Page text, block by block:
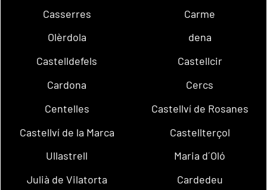
Casserres
Carme
Olèrdola
dena
Castelldefels
Castellcir
Cardona
Cercs
Centelles
Castellví de Rosanes
Castellví de la Marca
Castellterçol
Ullastrell
Maria d´Oló
Julià de Vilatorta
Cardedeu